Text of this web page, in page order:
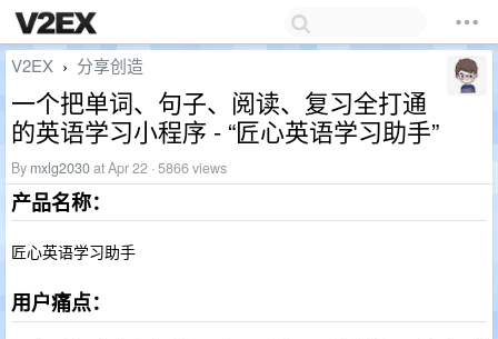
V2EX › 分享创造
一个把单词、句子、阅读、复习全打通
的英语学习小程序 - “匠心英语学习助手”
By mxlg2030at Apr 22 · 5866 views
产品名称：
匠心英语学习助手
用户痛点：